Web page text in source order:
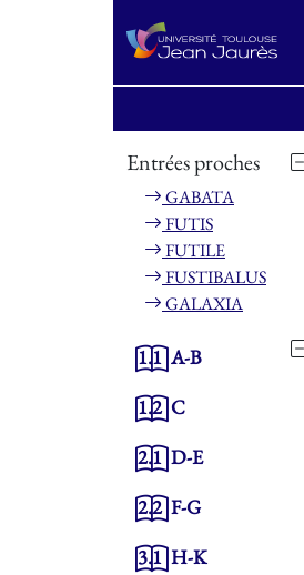
Entrées proches
GABATA
FUTIS
FUTILE
FUSTIBALUS
GALAXIA
1.1A-B
1.2C
2.1D-E
2.2F-G
3.1H-K